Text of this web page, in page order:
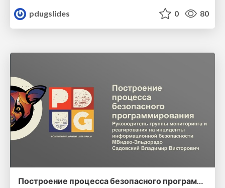
pdugslides
0 80
Построение процесса безопасного программирования